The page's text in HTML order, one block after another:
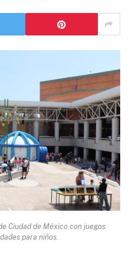
Ciudad de México con juegos
para niños.